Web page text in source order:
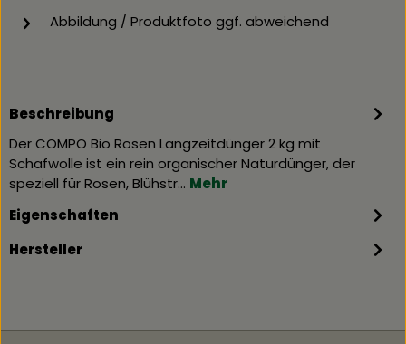
Abbildung / Produktfoto ggf. abweichend
Beschreibung
Der COMPO Bio Rosen Langzeitdünger 2 kg mit
Schafwolle ist ein rein organischer Naturdünger, der
speziell für Rosen, Blühstr… Mehr
Eigenschaften
Hersteller